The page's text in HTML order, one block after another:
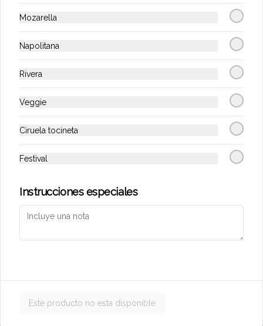
Conócenos
Términos y condiciones
Redes sociales
Pedir
Iniciar sesión
Mozarella
Napolitana
Rivera
Veggie
Ciruela tocineta
Festival
Instrucciones especiales
Este producto no esta disponible